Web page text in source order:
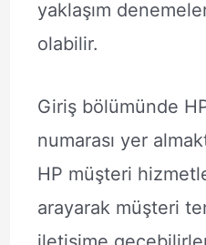
yaklaşım
olabilir.
Giriş bölümünde
numarası yer
HP müşteri
arayarak müşteri